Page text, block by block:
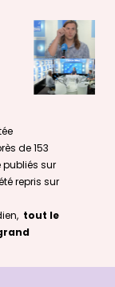
de 153
publiés sur
repris sur
tout le